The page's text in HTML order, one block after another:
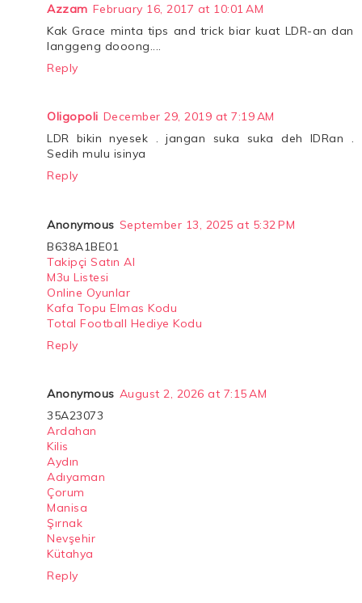
Azzam February 16, 2017 at 10:01 AM
Kak Grace minta tips and trick biar kuat LDR-an dan
langgeng dooong....
Reply
Oligopoli December 29, 2019 at 7:19 AM
LDR bikin nyesek . jangan suka suka deh lDRan .
Sedih mulu isinya
Reply
Anonymous September 13, 2025 at 5:32 PM
B638A1BE01
Takipçi Satın Al
M3u Listesi
Online Oyunlar
Kafa Topu Elmas Kodu
Total Football Hediye Kodu
Reply
Anonymous August 2, 2026 at 7:15 AM
35A23073
Ardahan
Kilis
Aydın
Adıyaman
Çorum
Manisa
Şırnak
Nevşehir
Kütahya
Reply